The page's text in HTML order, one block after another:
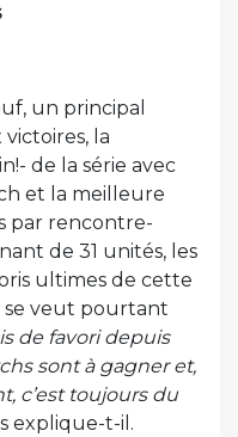
un principal
la
de la série avec
et la meilleure
par rencontre-
de 31 unités, les
ultimes de cette
se veut pourtant
de favori depuis
sont à gagner et,
c’est toujours du
explique-t-il.